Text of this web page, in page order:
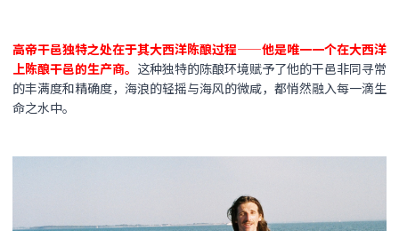
高帝干邑独特之处在于其大西洋陈酿过程——他是唯一一个在大西洋
上陈酿干邑的生产商。 这种独特的陈酿环境赋予了他的干邑非同寻常
的丰满度和精确度，海浪的轻摇与海风的微咸，都悄然融入每一滴生
命之水中。